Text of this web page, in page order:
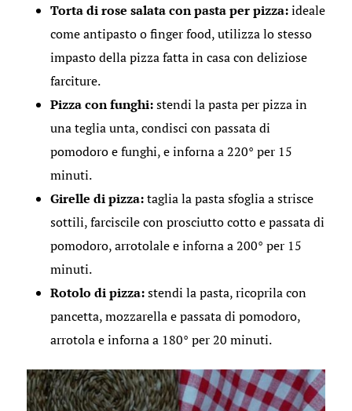
Torta di rose salata con pasta per pizza:ideale
come antipasto o finger food, utilizza lo stesso
impasto della pizza fatta in casa con deliziose
farciture.
Pizza con funghi:stendi la pasta per pizza in
una teglia unta, condisci con passata di
pomodoro e funghi, e inforna a 220° per 15
minuti.
Girelle di pizza:taglia la pasta sfoglia a strisce
sottili, farciscile con prosciutto cotto e passata di
pomodoro, arrotolale e inforna a 200° per 15
minuti.
Rotolo di pizza:stendi la pasta, ricoprila con
pancetta, mozzarella e passata di pomodoro,
arrotola e inforna a 180° per 20 minuti.